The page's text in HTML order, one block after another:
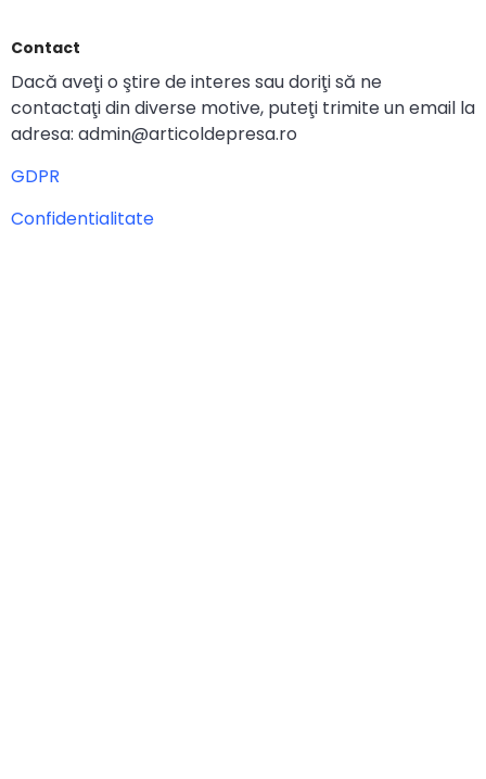
Contact
Dacă aveţi o ştire de interes sau doriţi să ne
contactaţi din diverse motive, puteţi trimite un email la
adresa: admin@articoldepresa.ro
GDPR
Confidentialitate